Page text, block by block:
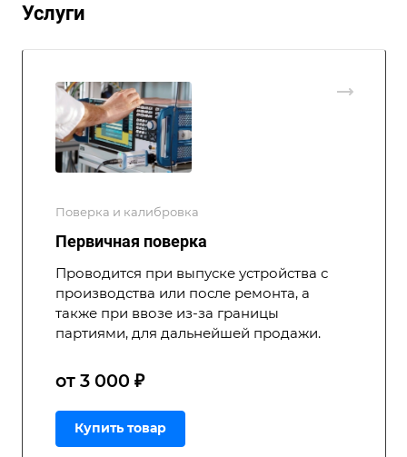
Услуги
Поверка и калибровка
Первичная поверка
Проводится при выпуске устройства с
производства или после ремонта, а
также при ввозе из-за границы
партиями, для дальнейшей продажи.
от 3 000 ₽
Купить товар